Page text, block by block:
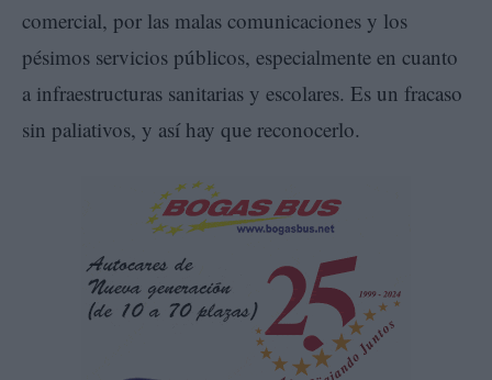
comercial, por las malas comunicaciones y los
pésimos servicios públicos, especialmente en cuanto
a infraestructuras sanitarias y escolares. Es un fracaso
sin paliativos, y así hay que reconocerlo.